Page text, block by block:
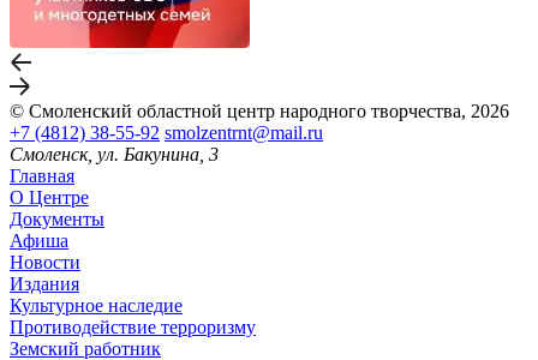
© Смоленский областной центр народного творчества, 2026
+7 (4812) 38-55-92 smolzentrnt@mail.ru
Смоленск, ул. Бакунина, 3
Главная
О Центре
Документы
Афиша
Новости
Издания
Культурное наследие
Противодействие терроризму
Земский работник